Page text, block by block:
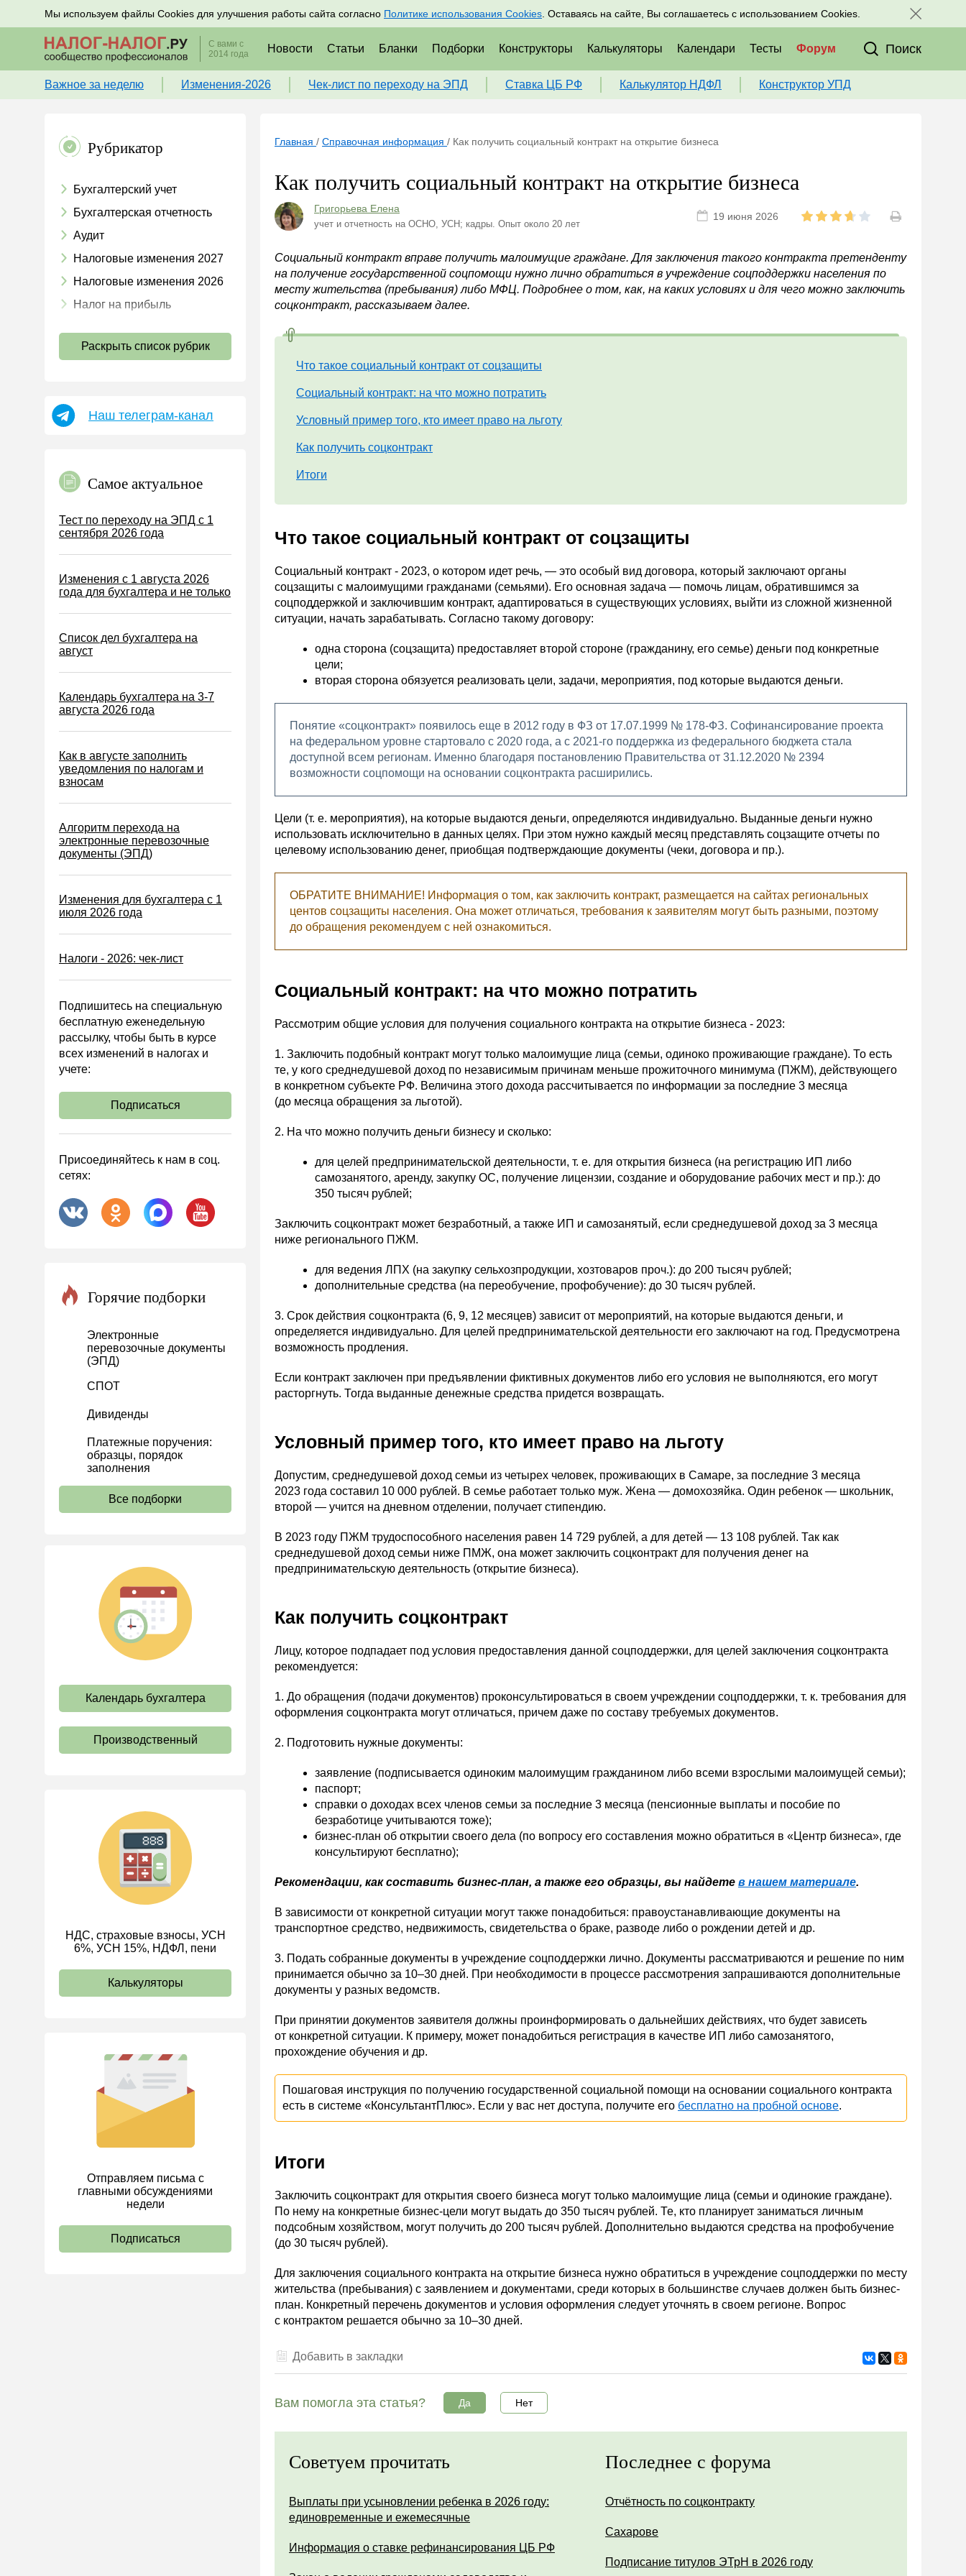
Мы используем файлы Cookies для улучшения работы сайта согласно Политике использования Cookies . Оставаясь на сайте, Вы соглашаетесь с использованием Cookies.
Подписывайтесь на новости по налогам, учету и кадрам Подписаться Присоединяйтесь к нам в соц. сетях:
С вами с
2014 года
Новости Статьи Бланки Подборки Конструкторы Калькуляторы Календари Тесты Форум Поиск
Важное за неделю Изменения-2026 Чек-лист по переходу на ЭПД Ставка ЦБ РФ Калькулятор НДФЛ Конструктор УПД
Рубрикатор
Бухгалтерский учет
Бухгалтерская отчетность
Аудит
Налоговые изменения 2027
Налоговые изменения 2026
Налог на прибыль
Страховые взносы 2026
УСН
Земельный налог
Налог на рекламу
Торговый сбор
Туристический налог
Водный налог
Экологический налог
Налог на игорный бизнес
Акцизы
Возврат и зачет налогов
Налоговые проверки
Статистика
Самозанятые
Банк
Онлайн-кассы ККТ ККМ
деятельности (АХД)
Охрана труда и аттестация
Охрана труда
Валютные операции
Налоговая система РФ
Налоговое планирование
Договоры
АО
Проекты
Банк касса
Расчеты
Учет МПЗ
Зарплаты и кадры
Основы трудового
Прием на работу и переводы
Коллективный договор и
локальные акты
Рабочее время и режим
труда
Отпуск и время отдыха
Ответственность и
взыскания
Пенсии
должностные инструкции
Трудовые книжки
Кадровые документы и
образцы
Персональные данные
ИП
Раскрыть список рубрик
Наш телеграм-канал
Самое актуальное
Тест по переходу на ЭПД с 1
сентября 2026 года
Изменения с 1 августа 2026
года для бухгалтера и не только
Список дел бухгалтера на
август
Календарь бухгалтера на 3-7
августа 2026 года
Как в августе заполнить
уведомления по налогам и
взносам
Алгоритм перехода на
электронные перевозочные
документы (ЭПД)
Изменения для бухгалтера с 1
июля 2026 года
Налоги - 2026: чек-лист
Подпишитесь на специальную
бесплатную еженедельную
рассылку, чтобы быть в курсе
всех изменений в налогах и
учете:
Подписаться
Присоединяйтесь к нам в соц.
сетях:
Горячие подборки
Электронные
перевозочные документы
(ЭПД)
СПОТ
Дивиденды
Платежные поручения:
образцы, порядок
заполнения
Все подборки
Календарь бухгалтера
Производственный
НДС, страховые взносы, УСН
6%, УСН 15%, НДФЛ, пени
Калькуляторы
Отправляем письма с
главными обсуждениями
недели
Подписаться
Главная / Справочная информация / Как получить социальный контракт на открытие бизнеса
Как получить социальный контракт на открытие бизнеса
Григорьева Елена
учет и отчетность на ОСНО, УСН; кадры. Опыт около 20 лет
19 июня 2026
Социальный контракт вправе получить малоимущие граждане. Для заключения такого контракта претенденту
на получение государственной соцпомощи нужно лично обратиться в учреждение соцподдержки населения по
месту жительства (пребывания) либо МФЦ. Подробнее о том, как, на каких условиях и для чего можно заключить
соцконтракт, рассказываем далее.
Что такое социальный контракт от соцзащиты
Социальный контракт: на что можно потратить
Условный пример того, кто имеет право на льготу
Как получить соцконтракт
Итоги
Что такое социальный контракт от соцзащиты
Социальный контракт - 2023, о котором идет речь, — это особый вид договора, который заключают органы
соцзащиты с малоимущими гражданами (семьями). Его основная задача — помочь лицам, обратившимся за
соцподдержкой и заключившим контракт, адаптироваться в существующих условиях, выйти из сложной жизненной
ситуации, начать зарабатывать. Согласно такому договору:
одна сторона (соцзащита) предоставляет второй стороне (гражданину, его семье) деньги под конкретные
цели;
вторая сторона обязуется реализовать цели, задачи, мероприятия, под которые выдаются деньги.
Понятие «соцконтракт» появилось еще в 2012 году в ФЗ от 17.07.1999 № 178-ФЗ. Софинансирование проекта
на федеральном уровне стартовало с 2020 года, а с 2021-го поддержка из федерального бюджета стала
доступной всем регионам. Именно благодаря постановлению Правительства от 31.12.2020 № 2394
возможности соцпомощи на основании соцконтракта расширились.
Цели (т. е. мероприятия), на которые выдаются деньги, определяются индивидуально. Выданные деньги нужно
использовать исключительно в данных целях. При этом нужно каждый месяц представлять соцзащите отчеты по
целевому использованию денег, приобщая подтверждающие документы (чеки, договора и пр.).
ОБРАТИТЕ ВНИМАНИЕ! Информация о том, как заключить контракт, размещается на сайтах региональных
центов соцзащиты населения. Она может отличаться, требования к заявителям могут быть разными, поэтому
до обращения рекомендуем с ней ознакомиться.
Социальный контракт: на что можно потратить
Рассмотрим общие условия для получения социального контракта на открытие бизнеса - 2023:
1. Заключить подобный контракт могут только малоимущие лица (семьи, одиноко проживающие граждане). То есть
те, у кого среднедушевой доход по независимым причинам меньше прожиточного минимума (ПЖМ), действующего
в конкретном субъекте РФ. Величина этого дохода рассчитывается по информации за последние 3 месяца
(до месяца обращения за льготой).
2. На что можно получить деньги бизнесу и сколько:
для целей предпринимательской деятельности, т. е. для открытия бизнеса (на регистрацию ИП либо
самозанятого, аренду, закупку ОС, получение лицензии, создание и оборудование рабочих мест и пр.): до
350 тысяч рублей;
Заключить соцконтракт может безработный, а также ИП и самозанятый, если среднедушевой доход за 3 месяца
ниже регионального ПЖМ.
для ведения ЛПХ (на закупку сельхозпродукции, хозтоваров проч.): до 200 тысяч рублей;
дополнительные средства (на переобучение, профобучение): до 30 тысяч рублей.
3. Срок действия соцконтракта (6, 9, 12 месяцев) зависит от мероприятий, на которые выдаются деньги, и
определяется индивидуально. Для целей предпринимательской деятельности его заключают на год. Предусмотрена
возможность продления.
Если контракт заключен при предъявлении фиктивных документов либо его условия не выполняются, его могут
расторгнуть. Тогда выданные денежные средства придется возвращать.
Условный пример того, кто имеет право на льготу
Допустим, среднедушевой доход семьи из четырех человек, проживающих в Самаре, за последние 3 месяца
2023 года составил 10 000 рублей. В семье работает только муж. Жена — домохозяйка. Один ребенок — школьник,
второй — учится на дневном отделении, получает стипендию.
В 2023 году ПЖМ трудоспособного населения равен 14 729 рублей, а для детей — 13 108 рублей. Так как
среднедушевой доход семьи ниже ПМЖ, она может заключить соцконтракт для получения денег на
предпринимательскую деятельность (открытие бизнеса).
Как получить соцконтракт
Лицу, которое подпадает под условия предоставления данной соцподдержки, для целей заключения соцконтракта
рекомендуется:
1. До обращения (подачи документов) проконсультироваться в своем учреждении соцподдержки, т. к. требования для
оформления соцконтракта могут отличаться, причем даже по составу требуемых документов.
2. Подготовить нужные документы:
заявление (подписывается одиноким малоимущим гражданином либо всеми взрослыми малоимущей семьи);
паспорт;
справки о доходах всех членов семьи за последние 3 месяца (пенсионные выплаты и пособие по
безработице учитываются тоже);
бизнес-план об открытии своего дела (по вопросу его составления можно обратиться в «Центр бизнеса», где
консультируют бесплатно);
Рекомендации, как составить бизнес-план, а также его образцы, вы найдете в нашем материале.
В зависимости от конкретной ситуации могут также понадобиться: правоустанавливающие документы на
транспортное средство, недвижимость, свидетельства о браке, разводе либо о рождении детей и др.
3. Подать собранные документы в учреждение соцподдержки лично. Документы рассматриваются и решение по ним
принимается обычно за 10–30 дней. При необходимости в процессе рассмотрения запрашиваются дополнительные
документы у разных ведомств.
При принятии документов заявителя должны проинформировать о дальнейших действиях, что будет зависеть
от конкретной ситуации. К примеру, может понадобиться регистрация в качестве ИП либо самозанятого,
прохождение обучения и др.
Пошаговая инструкция по получению государственной социальной помощи на основании социального контракта
есть в системе «КонсультантПлюс». Если у вас нет доступа, получите его бесплатно на пробной основе.
Итоги
Заключить соцконтракт для открытия своего бизнеса могут только малоимущие лица (семьи и одинокие граждане).
По нему на конкретные бизнес-цели могут выдать до 350 тысяч рублей. Те, кто планирует заниматься личным
подсобным хозяйством, могут получить до 200 тысяч рублей. Дополнительно выдаются средства на профобучение
(до 30 тысяч рублей).
Для заключения социального контракта на открытие бизнеса нужно обратиться в учреждение соцподдержки по месту
жительства (пребывания) с заявлением и документами, среди которых в большинстве случаев должен быть бизнес-
план. Конкретный перечень документов и условия оформления следует уточнять в своем регионе. Вопрос
с контрактом решается обычно за 10–30 дней.
Добавить в закладки
Вам помогла эта статья? Да Нет
Советуем прочитать
Выплаты при усыновлении ребенка в 2026 году:
единовременные и ежемесячные
Информация о ставке рефинансирования ЦБ РФ
Последнее с форума
Отчётность по соцконтракту
Сахарове
Подписание титулов ЭТрН в 2026 году